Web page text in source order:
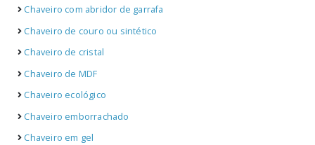
Chaveiro com abridor de garrafa
Chaveiro de couro ou sintético
Chaveiro de cristal
Chaveiro de MDF
Chaveiro ecológico
Chaveiro emborrachado
Chaveiro em gel